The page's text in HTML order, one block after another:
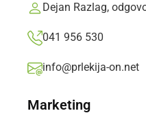
Dejan Razlag,
041 956 530
info@prlekija-on.net
Marketing